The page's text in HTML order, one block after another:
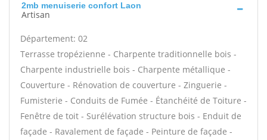
2mb menuiserie confort Laon
Artisan
Département: 02
Terrasse tropézienne - Charpente traditionnelle bois -
Charpente industrielle bois - Charpente métallique -
Couverture - Rénovation de couverture - Zinguerie -
Fumisterie - Conduits de Fumée - Étanchéité de Toiture -
Fenêtre de toit - Surélévation structure bois - Enduit de
façade - Ravalement de façade - Peinture de façade -